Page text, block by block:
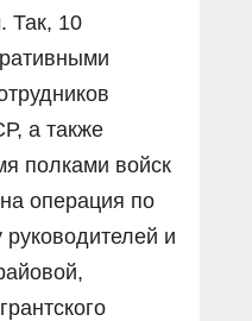
Так, 10
а также
полками войск
операция по
и